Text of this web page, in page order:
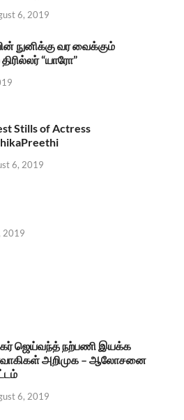
6, 2019
நுனிக்கு வர வைக்கும்
“யாரோ”
Stills of Actress
6, 2019
2019
ஜெய்வந்த் நற்பணி இயக்க
அறிமுக – ஆலோசனை
6, 2019